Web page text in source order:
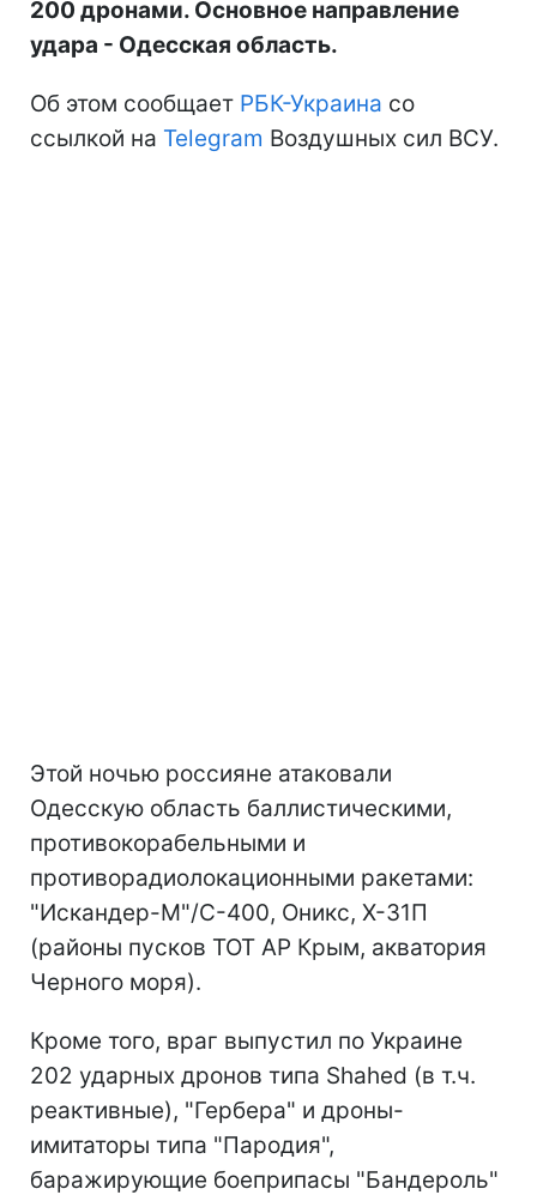
200 дронами. Основное направление
удара - Одесская область.
Об этом сообщает РБК-Украина со
ссылкой на Telegram Воздушных сил ВСУ.
Этой ночью россияне атаковали
Одесскую область баллистическими,
противокорабельными и
противорадиолокационными ракетами:
"Искандер-М"/С-400, Оникс, Х-31П
(районы пусков ТОТ АР Крым, акватория
Черного моря).
Кроме того, враг выпустил по Украине
202 ударных дронов типа Shahed (в т.ч.
реактивные), "Гербера" и дроны-
имитаторы типа "Пародия",
баражирующие боеприпасы "Бандероль"